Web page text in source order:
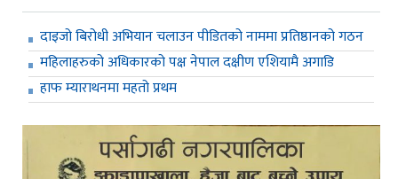
दाइजो बिरोधी अभियान चलाउन पीडितको नाममा प्रतिष्ठानको गठन
महिलाहरुको अधिकारको पक्ष नेपाल दक्षीण एशियामै अगाडि
हाफ म्याराथनमा महतो प्रथम